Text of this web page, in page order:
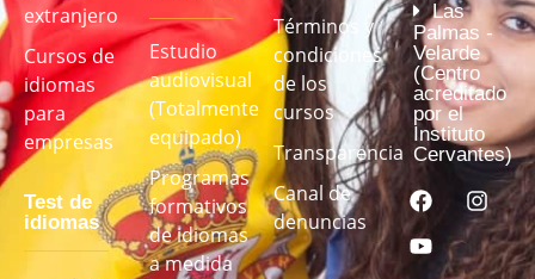
extranjero
Cursos de
idiomas
para
empresas
Test de
idiomas
Estudio
audiovisual
(Totalmente
equipado)
Programas
formativos
de idiomas
a medida
Términos y
condiciones
de los
cursos
Transparencia
Canal de
denuncias
Las
Palmas -
Velarde
(Centro
acreditado
por el
Instituto
Cervantes)